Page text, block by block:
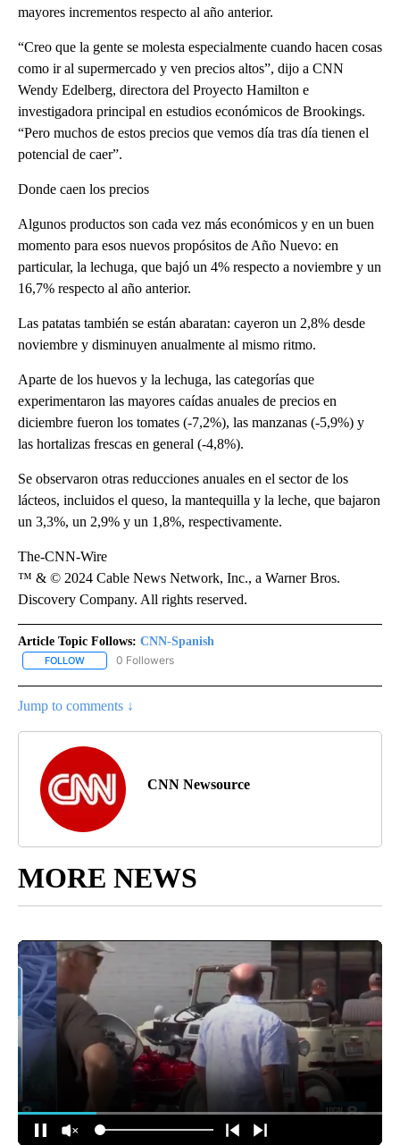
mayores incrementos respecto al año anterior.
“Creo que la gente se molesta especialmente cuando hacen cosas
como ir al supermercado y ven precios altos”, dijo a CNN
Wendy Edelberg, directora del Proyecto Hamilton e
investigadora principal en estudios económicos de Brookings.
“Pero muchos de estos precios que vemos día tras día tienen el
potencial de caer”.
Donde caen los precios
Algunos productos son cada vez más económicos y en un buen
momento para esos nuevos propósitos de Año Nuevo: en
particular, la lechuga, que bajó un 4% respecto a noviembre y un
16,7% respecto al año anterior.
Las patatas también se están abaratan: cayeron un 2,8% desde
noviembre y disminuyen anualmente al mismo ritmo.
Aparte de los huevos y la lechuga, las categorías que
experimentaron las mayores caídas anuales de precios en
diciembre fueron los tomates (-7,2%), las manzanas (-5,9%) y
las hortalizas frescas en general (-4,8%).
Se observaron otras reducciones anuales en el sector de los
lácteos, incluidos el queso, la mantequilla y la leche, que bajaron
un 3,3%, un 2,9% y un 1,8%, respectivamente.
The-CNN-Wire
™ & © 2024 Cable News Network, Inc., a Warner Bros.
Discovery Company. All rights reserved.
Article Topic Follows: CNN-Spanish
FOLLOW FOLLOW "CNN-SPANISH" TO RECEIVE NOTIFICATIONS ABOUT
0 Followers
Jump to comments ↓
CNN Newsource
MORE NEWS